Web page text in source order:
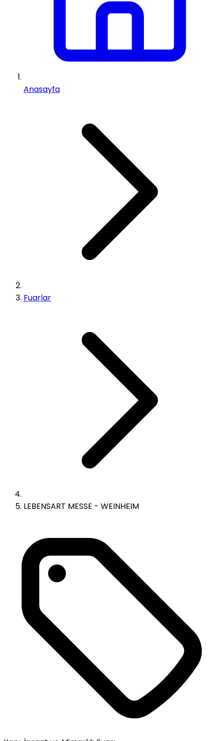
Anasayfa
Fuarlar
LEBENSART MESSE - WEINHEIM